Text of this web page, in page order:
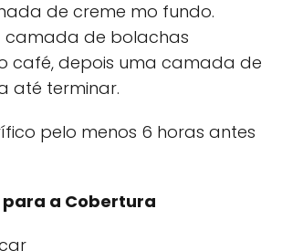
de creme mo fundo.
camada de bolachas
café, depois uma camada de
até terminar.
pelo menos 6 horas antes
a Cobertura